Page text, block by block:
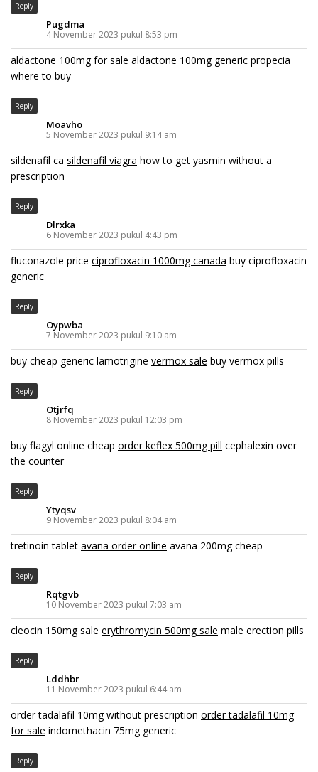
Reply
Pugdma
4 November 2023 pukul 8:53 pm
aldactone 100mg for sale aldactone 100mg generic propecia
where to buy
Reply
Moavho
5 November 2023 pukul 9:14 am
sildenafil ca sildenafil viagra how to get yasmin without a
prescription
Reply
Dlrxka
6 November 2023 pukul 4:43 pm
fluconazole price ciprofloxacin 1000mg canada buy ciprofloxacin
generic
Reply
Oypwba
7 November 2023 pukul 9:10 am
buy cheap generic lamotrigine vermox sale buy vermox pills
Reply
Otjrfq
8 November 2023 pukul 12:03 pm
buy flagyl online cheap order keflex 500mg pill cephalexin over
the counter
Reply
Ytyqsv
9 November 2023 pukul 8:04 am
tretinoin tablet avana order online avana 200mg cheap
Reply
Rqtgvb
10 November 2023 pukul 7:03 am
cleocin 150mg sale erythromycin 500mg sale male erection pills
Reply
Lddhbr
11 November 2023 pukul 6:44 am
order tadalafil 10mg without prescription order tadalafil 10mg
for sale indomethacin 75mg generic
Reply